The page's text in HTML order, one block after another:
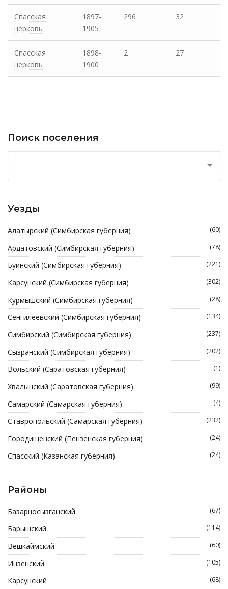
Спасская
церковь
1897-
1905
296 32
Спасская
церковь
1898-
1900
2 27
Поиск поселения
Уезды
Алатырский (Симбирская губерния) (60)
Ардатовский (Симбирская губерния) (78)
Буинский (Симбирская губерния) (221)
Карсунский (Симбирская губерния) (302)
Курмышский (Симбирская губерния) (28)
Сенгилеевский (Симбирская губерния) (134)
Симбирский (Симбирская губерния) (237)
Сызранский (Симбирская губерния) (202)
Вольский (Саратовская губерния) (1)
Хвалынский (Саратовская губерния) (99)
Самарский (Самарская губерния) (4)
Ставропольский (Самарская губерния) (232)
Городищенский (Пензенская губерния) (24)
Спасский (Казанская губерния) (24)
Районы
Базарносызганский (67)
Барышский (114)
Вешкаймский (60)
Инзенский (105)
Карсунский (68)